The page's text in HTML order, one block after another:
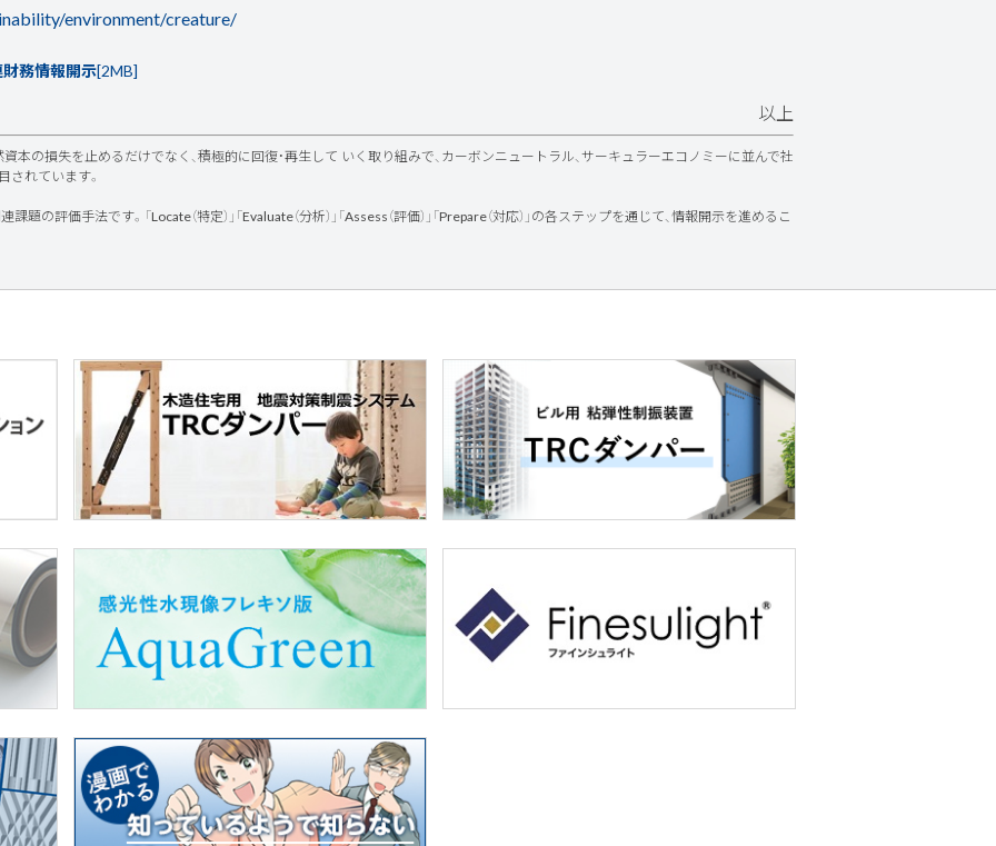
environment/creature/
務情報開示[2MB]
以上
の損失を止めるだけでなく、積極的に回復・再生して いく取り組みで、カーボンニュートラル、サーキュラーエコノミーに並んで社
れています。
評価手法です。「Locate（特定）」「Evaluate（分析）」「Assess（評価）」「Prepare（対応）」の各ステップを通じて、情報開示を進めるこ